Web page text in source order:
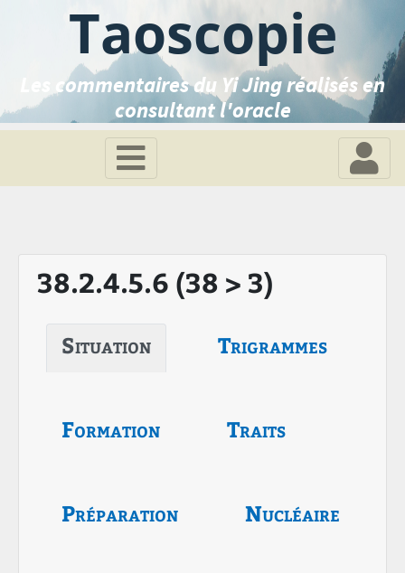
Taoscopie
Les commentaires du Yi Jing réalisés en
consultant l'oracle
38.2.4.5.6 (38 > 3)
Situation Trigrammes
Formation Traits
Préparation Nucléaire